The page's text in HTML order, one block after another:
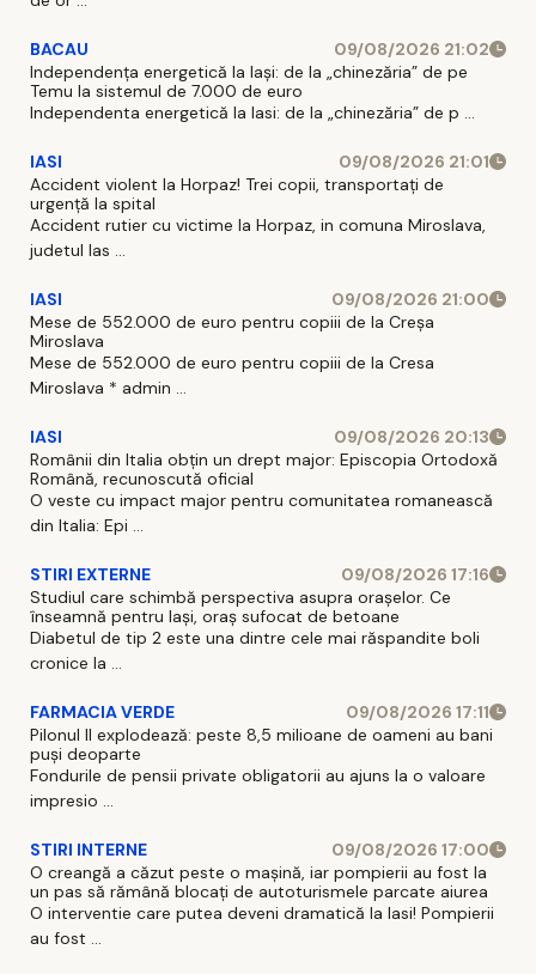
BACAU
09/08/2026 21:02
Independența energetică la Iași: de la „chinezăria” de pe
Temu la sistemul de 7.000 de euro
Independenta energetică la Iasi: de la „chinezăria” de p ...
IASI
09/08/2026 21:01
Accident violent la Horpaz! Trei copii, transportați de
urgență la spital
Accident rutier cu victime la Horpaz, in comuna Miroslava,
judetul Ias ...
IASI
09/08/2026 21:00
Mese de 552.000 de euro pentru copiii de la Creșa
Miroslava
Mese de 552.000 de euro pentru copiii de la Cresa
Miroslava * admin ...
IASI
09/08/2026 20:13
Românii din Italia obțin un drept major: Episcopia Ortodoxă
Română, recunoscută oficial
O veste cu impact major pentru comunitatea romanească
din Italia: Epi ...
STIRI EXTERNE
09/08/2026 17:16
Studiul care schimbă perspectiva asupra orașelor. Ce
înseamnă pentru Iași, oraș sufocat de betoane
Diabetul de tip 2 este una dintre cele mai răspandite boli
cronice la ...
FARMACIA VERDE
09/08/2026 17:11
Pilonul II explodează: peste 8,5 milioane de oameni au bani
puși deoparte
Fondurile de pensii private obligatorii au ajuns la o valoare
impresio ...
STIRI INTERNE
09/08/2026 17:00
O creangă a căzut peste o mașină, iar pompierii au fost la
un pas să rămână blocați de autoturismele parcate aiurea
O interventie care putea deveni dramatică la Iasi! Pompierii
au fost ...